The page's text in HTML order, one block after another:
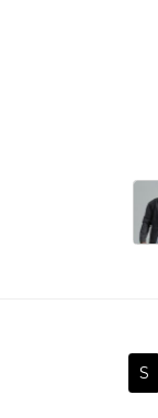
S
Аксессуары